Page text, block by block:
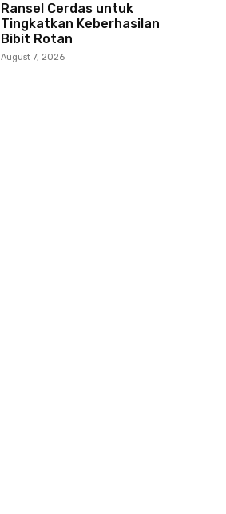
Ransel Cerdas untuk
Tingkatkan Keberhasilan
Bibit Rotan
August 7, 2026